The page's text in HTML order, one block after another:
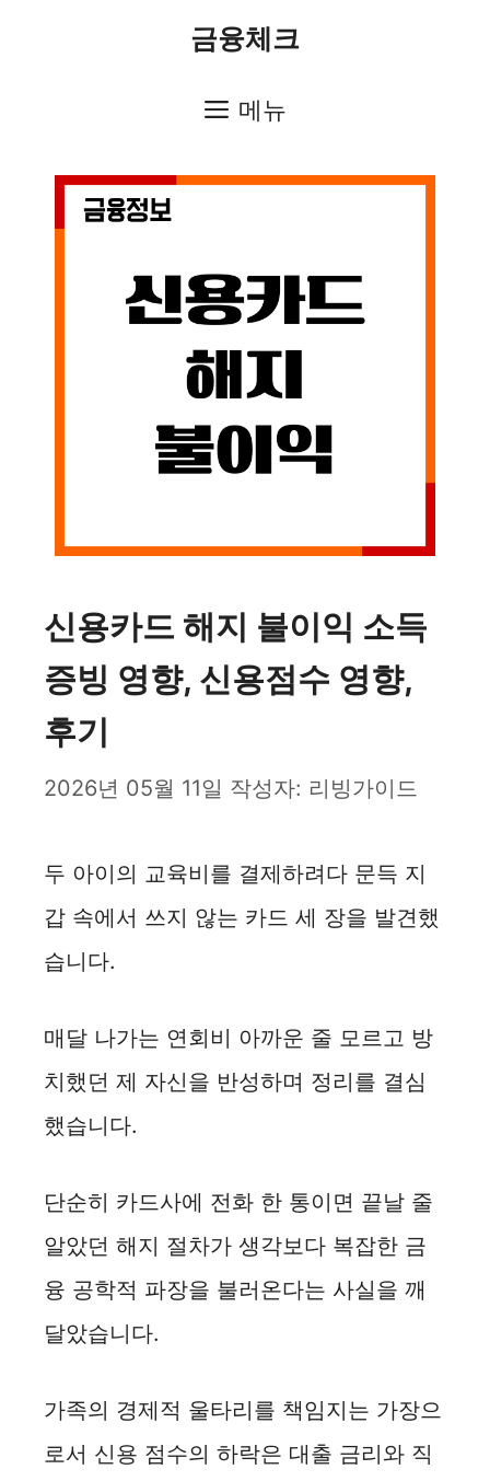
금융체크
메뉴
신용카드 해지 불이익 소득
증빙 영향, 신용점수 영향,
후기
2026년 05월 11일 작성자: 리빙가이드
두 아이의 교육비를 결제하려다 문득 지
갑 속에서 쓰지 않는 카드 세 장을 발견했
습니다.
매달 나가는 연회비 아까운 줄 모르고 방
치했던 제 자신을 반성하며 정리를 결심
했습니다.
단순히 카드사에 전화 한 통이면 끝날 줄
알았던 해지 절차가 생각보다 복잡한 금
융 공학적 파장을 불러온다는 사실을 깨
달았습니다.
가족의 경제적 울타리를 책임지는 가장으
로서 신용 점수의 하락은 대출 금리와 직